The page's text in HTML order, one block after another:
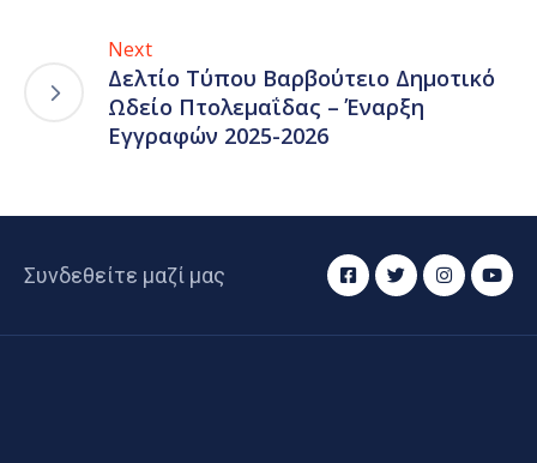
Next
Δελτίο Τύπου Βαρβούτειο Δημοτικό
Ωδείο Πτολεμαΐδας – Έναρξη
Εγγραφών 2025-2026
Συνδεθείτε μαζί μας